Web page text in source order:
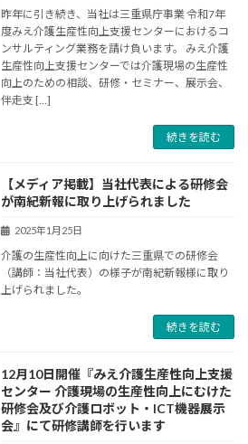
昨年に引き続き、当社は三重県庁事業 令和7年
度みえ介護生産性向上支援センターにおけるコ
ンサルティング業務を請け負います。 みえ介護
生産性向上支援センターでは介護現場の生産性
向上のための相談、研修・セミナー、展示会、
伴走支 […]
続きを読む
【メディア掲載】当社代表による研修会
が南紀新報に取り上げられました
2025年1月25日
介護の生産性向上に向けた三重県での研修会
（講師：当社代表）の様子が南紀新報様に取り
上げられました。
続きを読む
12月10日開催『みえ介護生産性向上支援
センター 介護現場の生産性向上にむけた
研修会及び介護ロボット・ICT機器展示
会』にて研修講師を行います